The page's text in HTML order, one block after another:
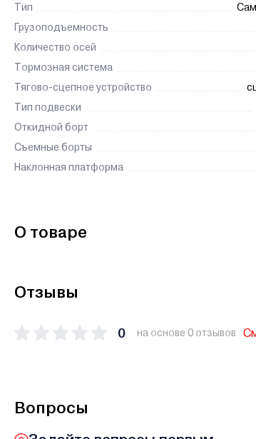
Тип
Грузоподъемность
Количество осей
Тормозная система
Тягово-сцепное устройство
Тип подвески
Откидной борт
Съемные борты
Наклонная платформа
О товаре
Отзывы
0 на основе 0 отзывов
Вопросы